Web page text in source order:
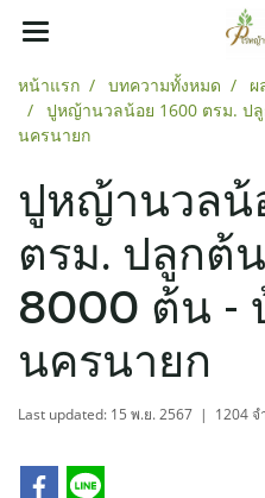
หน้าแรก บทความทั้งหมด
ผ
ปูหญ้านวลน้อย 1600 ตรม. ป
นครนายก
ปูหญ้านวลน้
ตรม. ปลูกต้
8000 ต้น -
นครนายก
Last updated: 15 พ.ย. 2567 | 1204